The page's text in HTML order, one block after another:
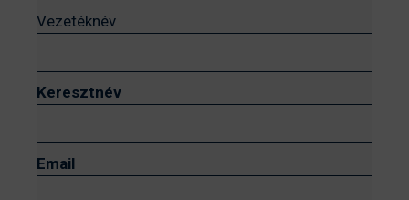
Vezetéknév
Keresztnév
Email